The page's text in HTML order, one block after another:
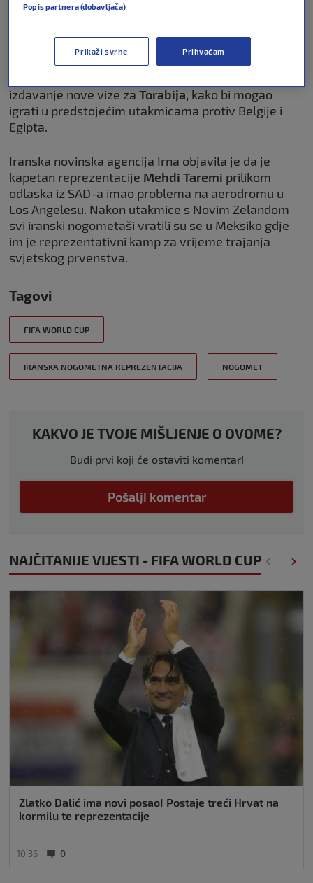
16. lip 2026
izdavanje nove vize za Torabija, kako bi mogao
igrati u predstojećim utakmicama protiv Belgije i
Egipta.
Iranska novinska agencija Irna objavila je da je
kapetan reprezentacije Mehdi Taremi prilikom
odlaska iz SAD-a imao problema na aerodromu u
Los Angelesu. Nakon utakmice s Novim Zelandom
svi iranski nogometaši vratili su se u Meksiko gdje
im je reprezentativni kamp za vrijeme trajanja
svjetskog prvenstva.
Tagovi
FIFA WORLD CUP
IRANSKA NOGOMETNA REPREZENTACIJA NOGOMET
KAKVO JE TVOJE MIŠLJENJE O OVOME?
Budi prvi koji će ostaviti komentar!
Pošalji komentar
NAJČITANIJE VIJESTI - FIFA WORLD CUP
Zlatko Dalić ima novi posao! Postaje treći Hrvat na
kormilu te reprezentacije
10:36 0
Popis partnera (dobavljača)
Prikaži svrhe Prihvaćam